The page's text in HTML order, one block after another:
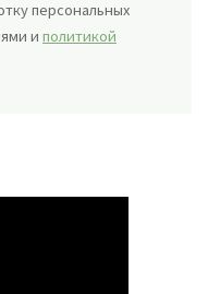
персональных
и политикой